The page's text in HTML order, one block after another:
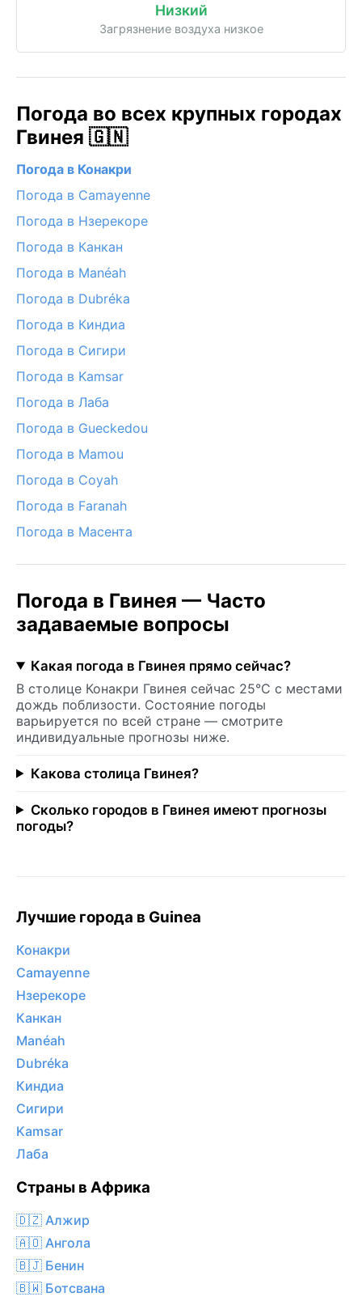
Низкий
Загрязнение воздуха низкое
Погода во всех крупных городах
Гвинея 🇬🇳
Погода в Конакри
Погода в Camayenne
Погода в Нзерекоре
Погода в Канкан
Погода в Manéah
Погода в Dubréka
Погода в Киндиа
Погода в Сигири
Погода в Kamsar
Погода в Лаба
Погода в Gueckedou
Погода в Mamou
Погода в Coyah
Погода в Faranah
Погода в Масента
Погода в Гвинея — Часто
задаваемые вопросы
Какая погода в Гвинея прямо сейчас?
В столице Конакри Гвинея сейчас 25°C с местами
дождь поблизости. Состояние погоды
варьируется по всей стране — смотрите
индивидуальные прогнозы ниже.
Какова столица Гвинея?
Сколько городов в Гвинея имеют прогнозы
погоды?
Лучшие города в Guinea
Конакри
Camayenne
Нзерекоре
Канкан
Manéah
Dubréka
Киндиа
Сигири
Kamsar
Лаба
Страны в Африка
🇩🇿 Алжир
🇦🇴 Ангола
🇧🇯 Бенин
🇧🇼 Ботсвана